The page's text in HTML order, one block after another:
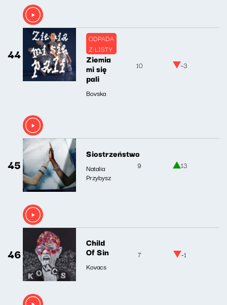
44
ODPADA
Z LISTY
Ziemia
mi się
pali
Bovska
10 -3
45
Siostrzeństwo
Natalia
Przybysz
9 13
46
Child
Of Sin
Kovacs
7 -1